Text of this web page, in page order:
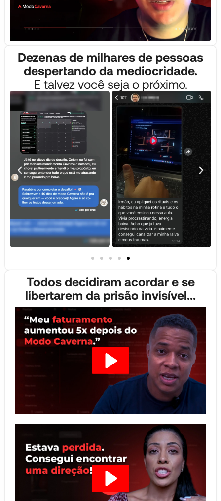
Dezenas de milhares de pessoas
despertando da mediocridade.
E talvez você seja o próximo.
Todos decidiram acordar e se
libertarem da prisão invisível...